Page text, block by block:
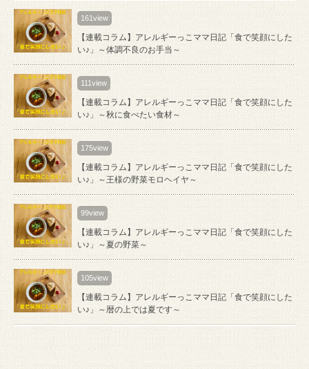
161view
【連載コラム】アレルギーっこママ日記「食で笑顔にした
い♪」～体調不良のお手当～
111view
【連載コラム】アレルギーっこママ日記「食で笑顔にした
い♪」～秋に食べたい食材～
175view
【連載コラム】アレルギーっこママ日記「食で笑顔にした
い♪」～王様の野菜モロヘイヤ～
99view
【連載コラム】アレルギーっこママ日記「食で笑顔にした
い♪」～夏の野菜～
105view
【連載コラム】アレルギーっこママ日記「食で笑顔にした
い♪」～暦の上では夏です～